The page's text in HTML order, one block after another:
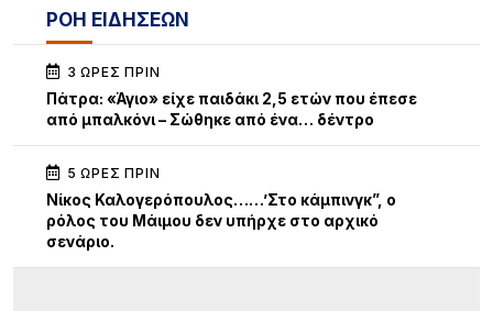
ΡΟΗ ΕΙΔΗΣΕΩΝ
3 ΏΡΕΣ ΠΡΙΝ
Πάτρα: «Άγιο» είχε παιδάκι 2,5 ετών που έπεσε
από μπαλκόνι – Σώθηκε από ένα… δέντρο
5 ΏΡΕΣ ΠΡΙΝ
Νίκος Καλογερόπουλος……’Στο κάμπινγκ”, ο
ρόλος του Μάιμου δεν υπήρχε στο αρχικό
σενάριο.